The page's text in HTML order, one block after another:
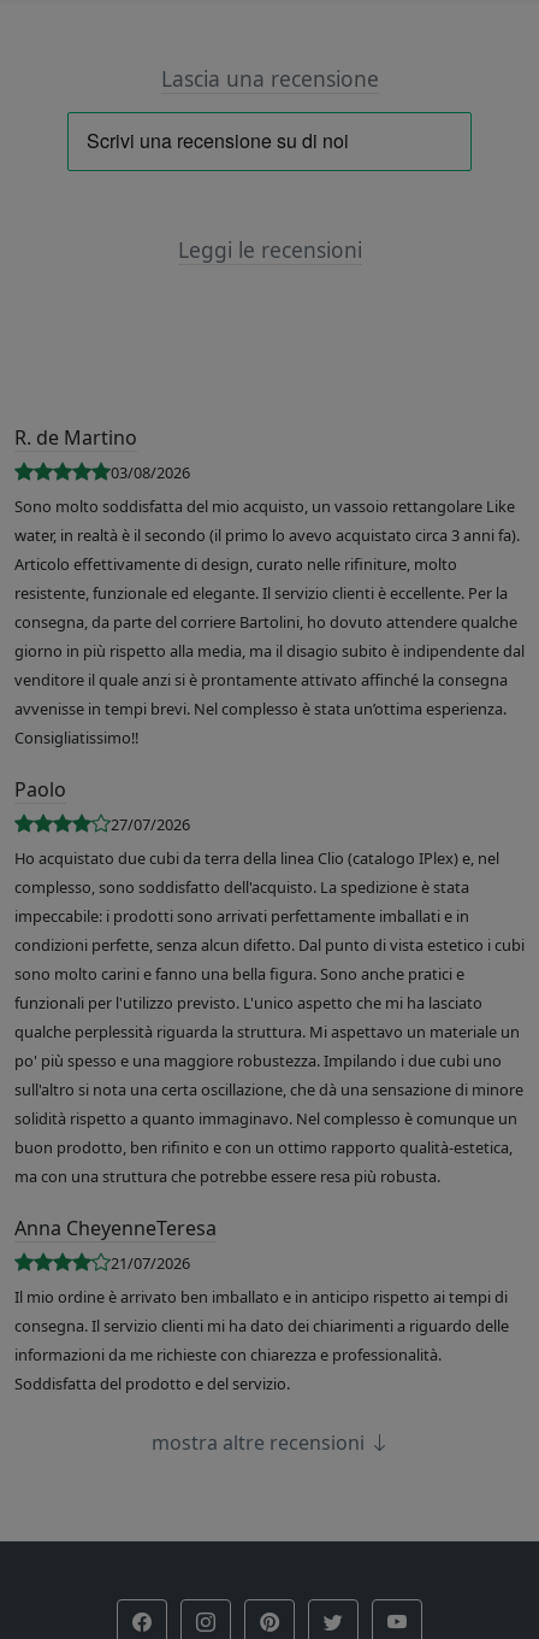
Lascia una recensione
Leggi le recensioni
R. de Martino
03/08/2026
Sono molto soddisfatta del mio acquisto, un vassoio rettangolare Like
water, in realtà è il secondo (il primo lo avevo acquistato circa 3 anni fa).
Articolo effettivamente di design, curato nelle rifiniture, molto
resistente, funzionale ed elegante. Il servizio clienti è eccellente. Per la
consegna, da parte del corriere Bartolini, ho dovuto attendere qualche
giorno in più rispetto alla media, ma il disagio subito è indipendente dal
venditore il quale anzi si è prontamente attivato affinché la consegna
avvenisse in tempi brevi. Nel complesso è stata un’ottima esperienza.
Consigliatissimo!!
Paolo
27/07/2026
Ho acquistato due cubi da terra della linea Clio (catalogo IPlex) e, nel
complesso, sono soddisfatto dell'acquisto. La spedizione è stata
impeccabile: i prodotti sono arrivati perfettamente imballati e in
condizioni perfette, senza alcun difetto. Dal punto di vista estetico i cubi
sono molto carini e fanno una bella figura. Sono anche pratici e
funzionali per l'utilizzo previsto. L'unico aspetto che mi ha lasciato
qualche perplessità riguarda la struttura. Mi aspettavo un materiale un
po' più spesso e una maggiore robustezza. Impilando i due cubi uno
sull'altro si nota una certa oscillazione, che dà una sensazione di minore
solidità rispetto a quanto immaginavo. Nel complesso è comunque un
buon prodotto, ben rifinito e con un ottimo rapporto qualità-estetica,
ma con una struttura che potrebbe essere resa più robusta.
Anna CheyenneTeresa
21/07/2026
Il mio ordine è arrivato ben imballato e in anticipo rispetto ai tempi di
consegna. Il servizio clienti mi ha dato dei chiarimenti a riguardo delle
informazioni da me richieste con chiarezza e professionalità.
Soddisfatta del prodotto e del servizio.
mostra altre recensioni